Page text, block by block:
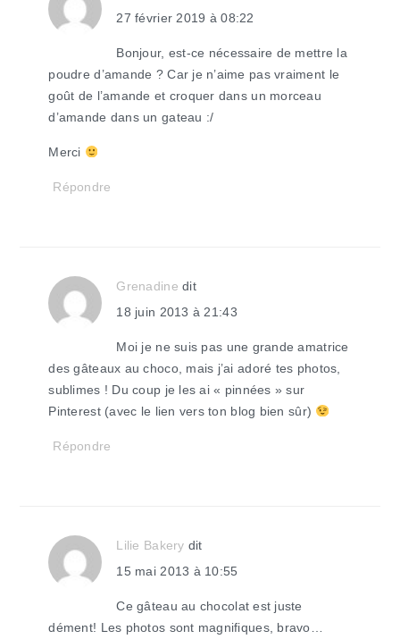
27 février 2019 à 08:22
Bonjour, est-ce nécessaire de mettre la
poudre d’amande ? Car je n’aime pas vraiment le
goût de l’amande et croquer dans un morceau
d’amande dans un gateau :/
Merci
Répondre
Grenadine dit
18 juin 2013 à 21:43
Moi je ne suis pas une grande amatrice
des gâteaux au choco, mais j’ai adoré tes photos,
sublimes ! Du coup je les ai « pinnées » sur
Pinterest (avec le lien vers ton blog bien sûr)
Répondre
Lilie Bakery dit
15 mai 2013 à 10:55
Ce gâteau au chocolat est juste
dément! Les photos sont magnifiques, bravo…